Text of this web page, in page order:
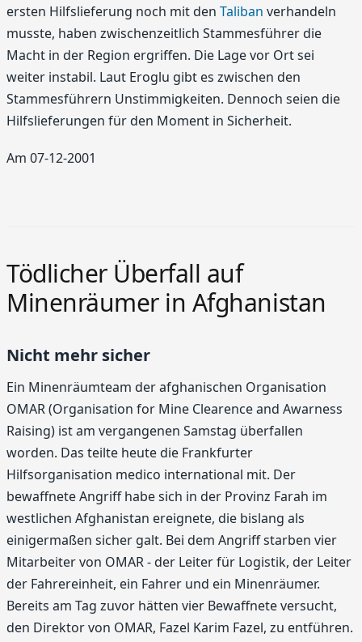
ersten Hilfslieferung noch mit den Taliban verhandeln
musste, haben zwischenzeitlich Stammesführer die
Macht in der Region ergriffen. Die Lage vor Ort sei
weiter instabil. Laut Eroglu gibt es zwischen den
Stammesführern Unstimmigkeiten. Dennoch seien die
Hilfslieferungen für den Moment in Sicherheit.
Am 07-12-2001
Tödlicher Überfall auf
Minenräumer in Afghanistan
Nicht mehr sicher
Ein Minenräumteam der afghanischen Organisation
OMAR (Organisation for Mine Clearence and Awarness
Raising) ist am vergangenen Samstag überfallen
worden. Das teilte heute die Frankfurter
Hilfsorganisation medico international mit. Der
bewaffnete Angriff habe sich in der Provinz Farah im
westlichen Afghanistan ereignete, die bislang als
einigermaßen sicher galt. Bei dem Angriff starben vier
Mitarbeiter von OMAR - der Leiter für Logistik, der Leiter
der Fahrereinheit, ein Fahrer und ein Minenräumer.
Bereits am Tag zuvor hätten vier Bewaffnete versucht,
den Direktor von OMAR, Fazel Karim Fazel, zu entführen.